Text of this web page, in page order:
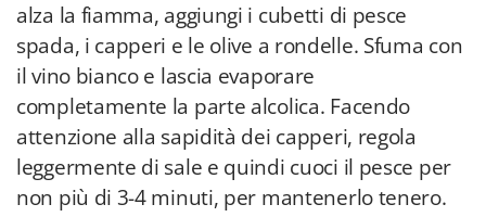
alza la fiamma, aggiungi i cubetti di pesce
spada, i capperi e le olive a rondelle. Sfuma con
il vino bianco e lascia evaporare
completamente la parte alcolica. Facendo
attenzione alla sapidità dei capperi, regola
leggermente di sale e quindi cuoci il pesce per
non più di 3-4 minuti, per mantenerlo tenero.